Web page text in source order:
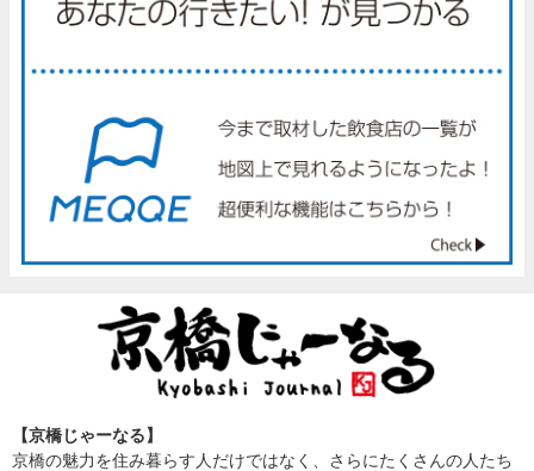
【京橋じゃーなる】
京橋の魅力を住み暮らす人だけではなく、さらにたくさんの人たち